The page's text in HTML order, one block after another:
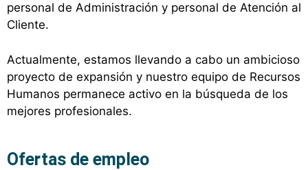
personal de Administración y personal de Atención al
Cliente.
Actualmente, estamos llevando a cabo un ambicioso
proyecto de expansión y nuestro equipo de Recursos
Humanos permanece activo en la búsqueda de los
mejores profesionales.
Ofertas de empleo